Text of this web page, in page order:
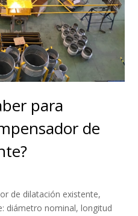
para
de
de dilatación existente,
diámetro nominal, longitud